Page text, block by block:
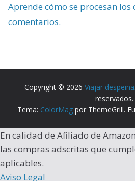
Aprende cómo se procesan los
comentarios.
Copyright © 2026 Viajar despeina
reservados.
Tema: ColorMagpor ThemeGrill.
En calidad de Afiliado de
las compras adscritas que
aplicables.
Aviso Legal